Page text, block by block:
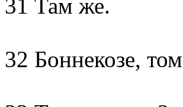
31 Там же.
32 Боннекозе,